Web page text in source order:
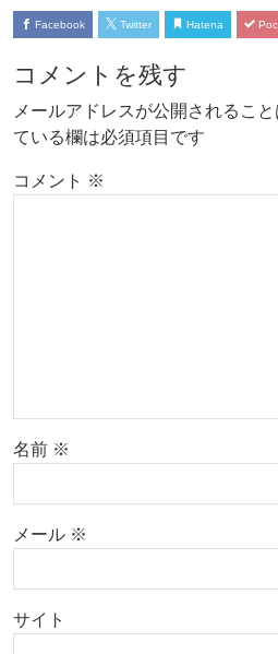
Facebook Twitter Hatena
コメントを残す
メールアドレスが公開されること
ている欄は必須項目です
コメント ※
名前 ※
メール ※
サイト